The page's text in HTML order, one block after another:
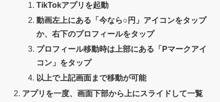
TikTokアプリを起動
動画左上にある「今なら○円」アイコンをタップ
か、右下のプロフィールをタップ
プロフィール移動時は上部にある「Pマークアイ
コン」をタップ
以上で上記画面まで移動が可能
アプリを一度、画面下部から上にスライドして一覧